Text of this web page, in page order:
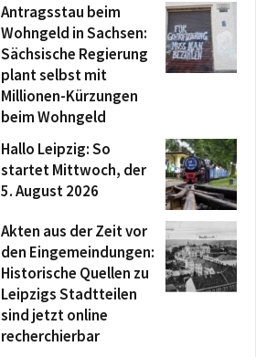
Antragsstau beim
Wohngeld in Sachsen:
Sächsische Regierung
plant selbst mit
Millionen-Kürzungen
beim Wohngeld
Hallo Leipzig: So
startet Mittwoch, der
5. August 2026
Akten aus der Zeit vor
den Eingemeindungen:
Historische Quellen zu
Leipzigs Stadtteilen
sind jetzt online
recherchierbar